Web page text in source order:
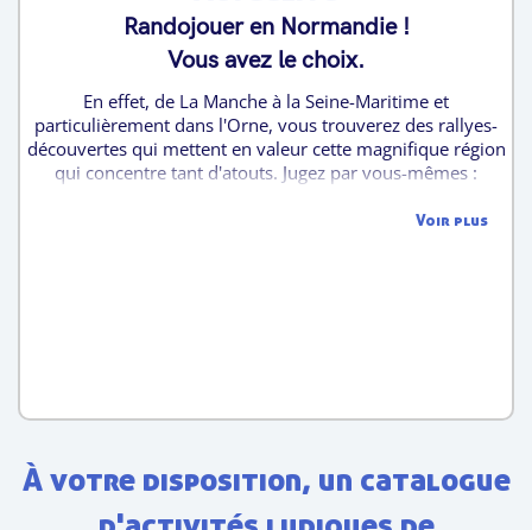
Randojouer en Normandie !
Vous avez le choix.
En effet, de La Manche à la Seine-Maritime et
particulièrement dans l'Orne, vous trouverez des rallyes-
découvertes qui mettent en valeur cette magnifique région
qui concentre tant d'atouts. Jugez par vous-mêmes :
Pont-Audemer, Doudeville, ... Belles découvertes !!
Voir plus
À votre disposition, un catalogue